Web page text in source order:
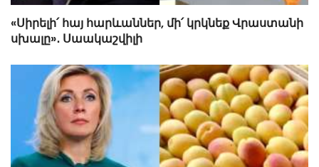
«Սիրելի՛ հայ հարևաններ, մի՛ կրկնեք Վրաստանի
սխալը»․ Սաակաշվիլի